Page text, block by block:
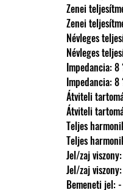
Zenei
Zenei
Impedancia:
Impedancia:
Teljes
Teljes
Jel/zaj
Jel/zaj
                Bemeneti jel: -